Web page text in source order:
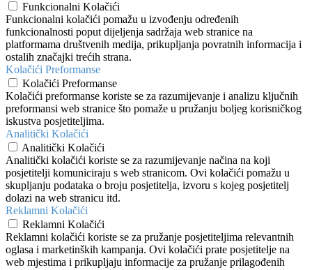
Funkcionalni Kolačići
Funkcionalni kolačići pomažu u izvođenju određenih
funkcionalnosti poput dijeljenja sadržaja web stranice na
platformama društvenih medija, prikupljanja povratnih informacija i
ostalih značajki trećih strana.
Kolačići Preformanse
Kolačići Preformanse
Kolačići preformanse koriste se za razumijevanje i analizu ključnih
preformansi web stranice što pomaže u pružanju boljeg korisničkog
iskustva posjetiteljima.
Analitički Kolačići
Analitički Kolačići
Analitički kolačići koriste se za razumijevanje načina na koji
posjetitelji komuniciraju s web stranicom. Ovi kolačići pomažu u
skupljanju podataka o broju posjetitelja, izvoru s kojeg posjetitelj
dolazi na web stranicu itd.
Reklamni Kolačići
Reklamni Kolačići
Reklamni kolačići koriste se za pružanje posjetiteljima relevantnih
oglasa i marketinških kampanja. Ovi kolačići prate posjetitelje na
web mjestima i prikupljaju informacije za pružanje prilagođenih